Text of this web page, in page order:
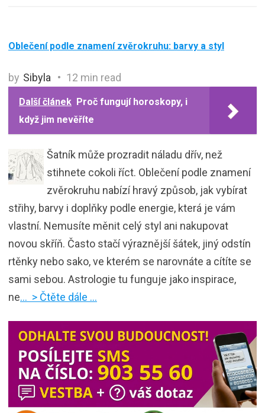
Oblečení podle znamení zvěrokruhu: barvy a styl
by Sibyla 12 min read
Další článek Proč fungují horoskopy, i
když jim nevěříte
Šatník může prozradit náladu dřív, než
stihnete cokoli říct. Oblečení podle znamení
zvěrokruhu nabízí hravý způsob, jak vybírat
střihy, barvy i doplňky podle energie, která je vám
vlastní. Nemusíte měnit celý styl ani nakupovat
novou skříň. Často stačí výraznější šátek, jiný odstín
rtěnky nebo sako, ve kterém se narovnáte a cítíte se
sami sebou. Astrologie tu funguje jako inspirace,
ne… > Čtěte dále …